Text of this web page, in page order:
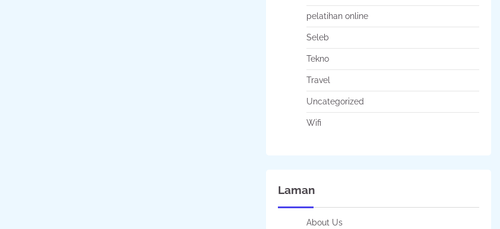
pelatihan online
Seleb
Tekno
Travel
Uncategorized
Wifi
Laman
About Us